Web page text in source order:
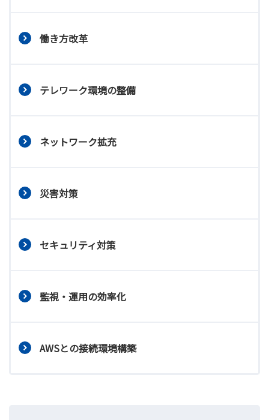
働き方改革
テレワーク環境の整備
ネットワーク拡充
災害対策
セキュリティ対策
監視・運用の効率化
AWSとの接続環境構築